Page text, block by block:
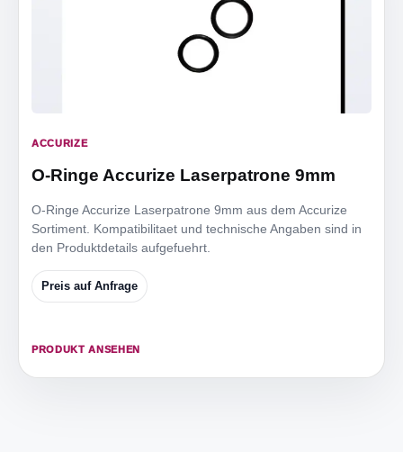
ACCURIZE
O-Ringe Accurize Laserpatrone 9mm
O-Ringe Accurize Laserpatrone 9mm aus dem Accurize
Sortiment. Kompatibilitaet und technische Angaben sind in
den Produktdetails aufgefuehrt.
Preis auf Anfrage
PRODUKT ANSEHEN